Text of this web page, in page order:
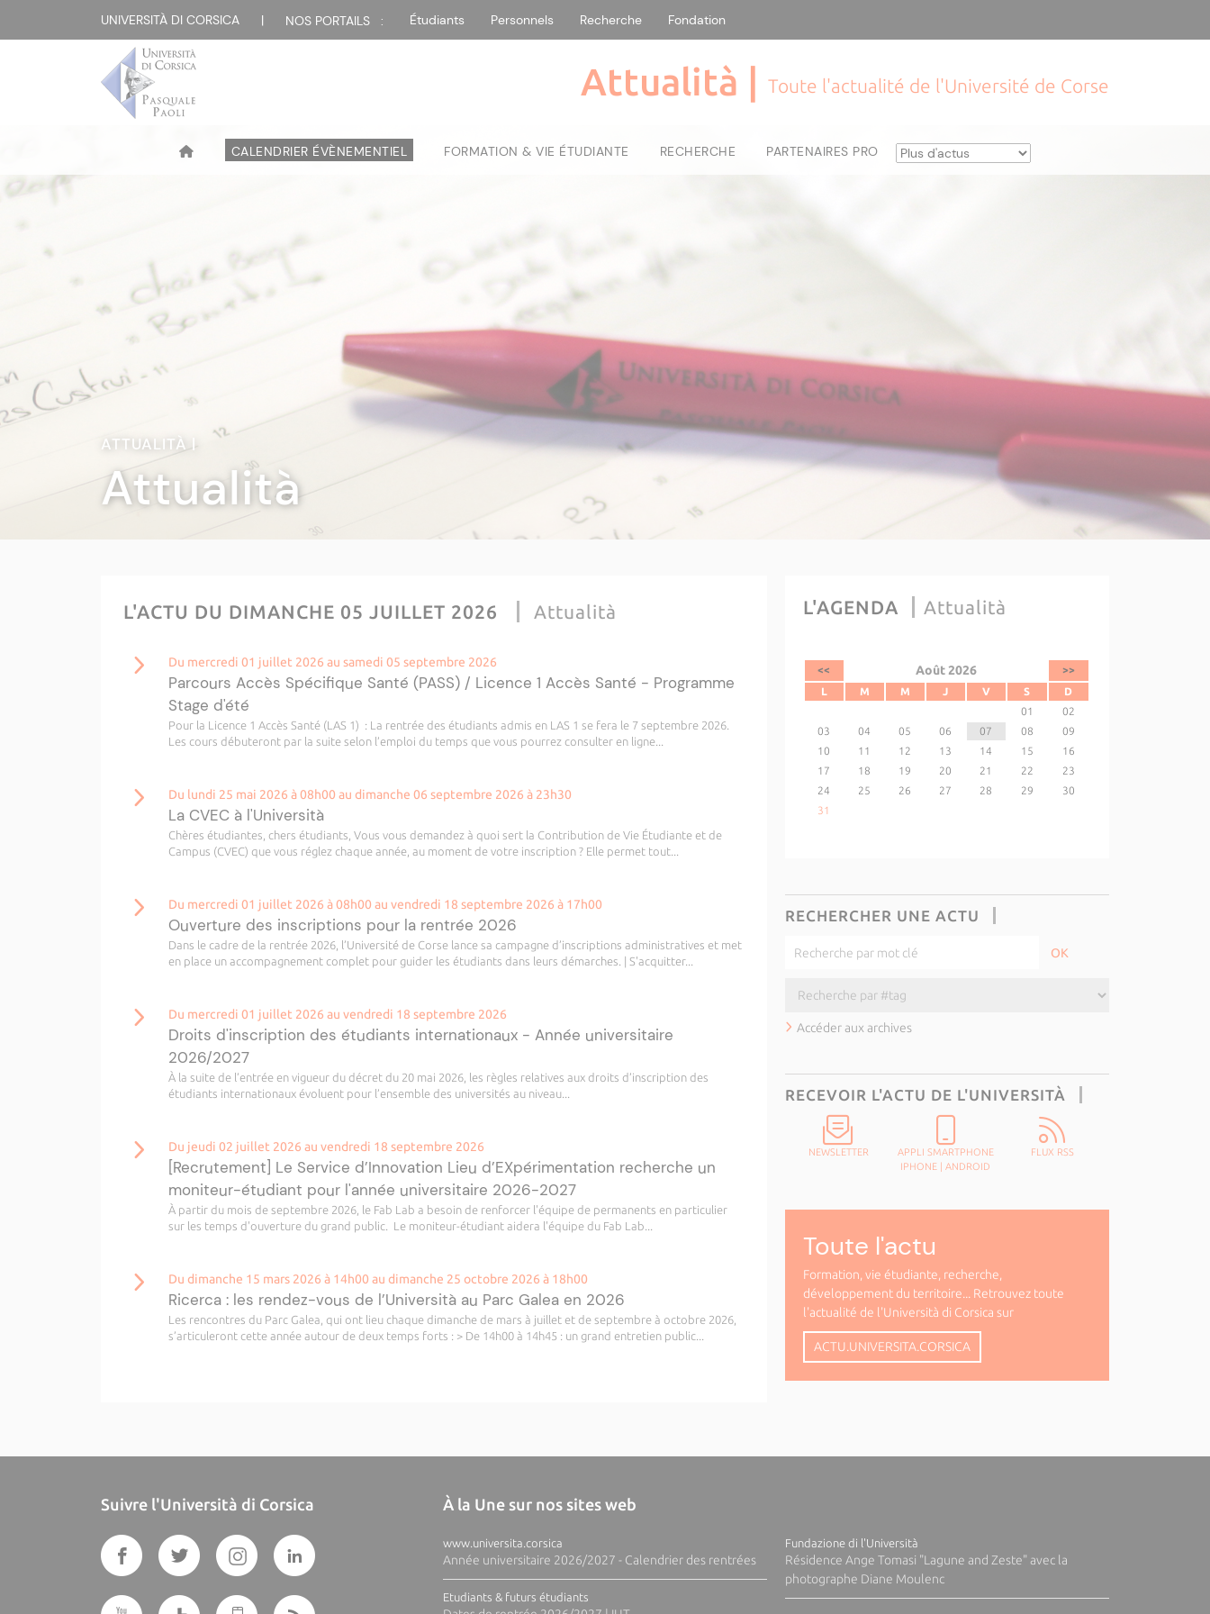
UNIVERSITÀ DI CORSICA | NOS PORTAILS : Étudiants Personnels Recherche Fondation
Attualità | Toute l'actualité de l'Université de Corse
CALENDRIER ÉVÈNEMENTIEL FORMATION & VIE ÉTUDIANTE RECHERCHE PARTENAIRES PRO
ATTUALITÀ |
Attualità
L'ACTU DU DIMANCHE 05 JUILLET 2026 Attualità
Du mercredi 01 juillet 2026 au samedi 05 septembre 2026
Parcours Accès Spécifique Santé (PASS) / Licence 1 Accès Santé - Programme
Stage d'été
Pour la Licence 1 Accès Santé (LAS 1) : La rentrée des étudiants admis en LAS 1 se fera le 7 septembre 2026.
Les cours débuteront par la suite selon l’emploi du temps que vous pourrez consulter en ligne...
Du lundi 25 mai 2026 à 08h00 au dimanche 06 septembre 2026 à 23h30
La CVEC à l'Università
Chères étudiantes, chers étudiants, Vous vous demandez à quoi sert la Contribution de Vie Étudiante et de
Campus (CVEC) que vous réglez chaque année, au moment de votre inscription ? Elle permet tout...
Du mercredi 01 juillet 2026 à 08h00 au vendredi 18 septembre 2026 à 17h00
Ouverture des inscriptions pour la rentrée 2026
Dans le cadre de la rentrée 2026, l’Université de Corse lance sa campagne d’inscriptions administratives et met
en place un accompagnement complet pour guider les étudiants dans leurs démarches. | S'acquitter...
Du mercredi 01 juillet 2026 au vendredi 18 septembre 2026
Droits d'inscription des étudiants internationaux - Année universitaire
2026/2027
À la suite de l’entrée en vigueur du décret du 20 mai 2026, les règles relatives aux droits d’inscription des
étudiants internationaux évoluent pour l’ensemble des universités au niveau...
Du jeudi 02 juillet 2026 au vendredi 18 septembre 2026
[Recrutement] Le Service d’Innovation Lieu d’EXpérimentation recherche un
moniteur-étudiant pour l'année universitaire 2026-2027
À partir du mois de septembre 2026, le Fab Lab a besoin de renforcer l'équipe de permanents en particulier
sur les temps d'ouverture du grand public. Le moniteur-étudiant aidera l'équipe du Fab Lab...
Du dimanche 15 mars 2026 à 14h00 au dimanche 25 octobre 2026 à 18h00
Ricerca : les rendez-vous de l’Università au Parc Galea en 2026
Les rencontres du Parc Galea, qui ont lieu chaque dimanche de mars à juillet et de septembre à octobre 2026,
s’articuleront cette année autour de deux temps forts : > De 14h00 à 14h45 : un grand entretien public...
L'AGENDA Attualità
<< Août 2026
>>
L
M M J V S
D
01
02
03
04 05 06 07 08
09
10
11 12 13 14 15
16
17
18 19 20 21 22
23
24
25 26 27 28 29
30
31
RECHERCHER UNE ACTU
Accéder aux archives
RECEVOIR L'ACTU DE L'UNIVERSITÀ
NEWSLETTER
APPLI SMARTPHONE
IPHONE |ANDROID
FLUX RSS
Toute l'actu
Formation, vie étudiante, recherche,
développement du territoire... Retrouvez toute
l'actualité de l'Università di Corsica sur
ACTU.UNIVERSITA.CORSICA
Suivre l'Università di Corsica À la Une sur nos sites web
www.universita.corsica
Année universitaire 2026/2027 - Calendrier des rentrées
Etudiants & futurs étudiants
Fundazione di l'Università
Résidence Ange Tomasi "Lagune and Zeste" avec la
photographe Diane Moulenc